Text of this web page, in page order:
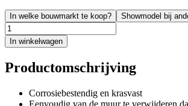
In welke bouwmarkt te koop? Showmodel bij
In winkelwagen
Productomschrijving
Corrosiebestendig en krasvast
Eenvoudig van de muur te verwijderen